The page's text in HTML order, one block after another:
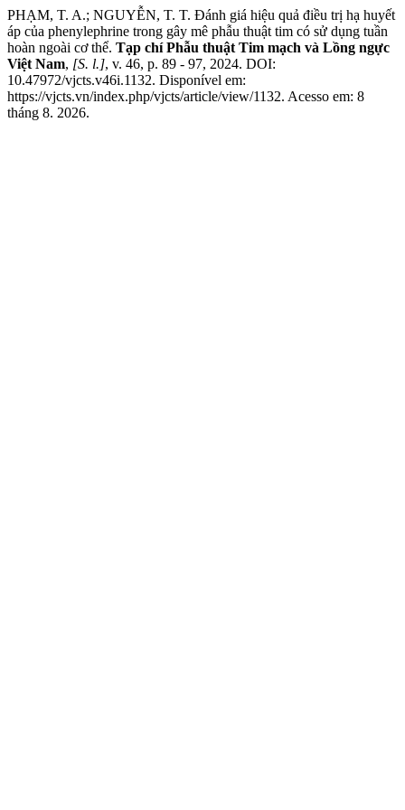
PHẠM, T. A.; NGUYỄN, T. T. Đánh giá hiệu quả điều trị hạ huyết
áp của phenylephrine trong gây mê phẫu thuật tim có sử dụng tuần
hoàn ngoài cơ thể. Tạp chí Phẫu thuật Tim mạch và Lồng ngực
Việt Nam, [S. l.], v. 46, p. 89 - 97, 2024. DOI:
10.47972/vjcts.v46i.1132. Disponível em:
https://vjcts.vn/index.php/vjcts/article/view/1132. Acesso em: 8
tháng 8. 2026.